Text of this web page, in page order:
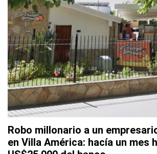
Robo millonario a un
en Villa América: hacía un mes